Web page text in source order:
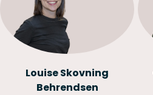
Louise Skovning
Behrendsen